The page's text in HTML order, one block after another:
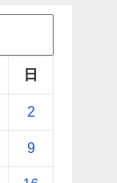
日
2
9